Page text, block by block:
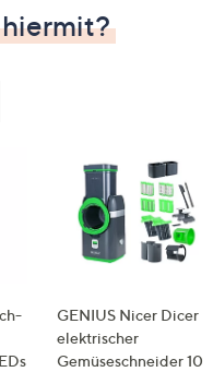
GENIUS Nicer Dicer
elektrischer
Gemüseschneider 10